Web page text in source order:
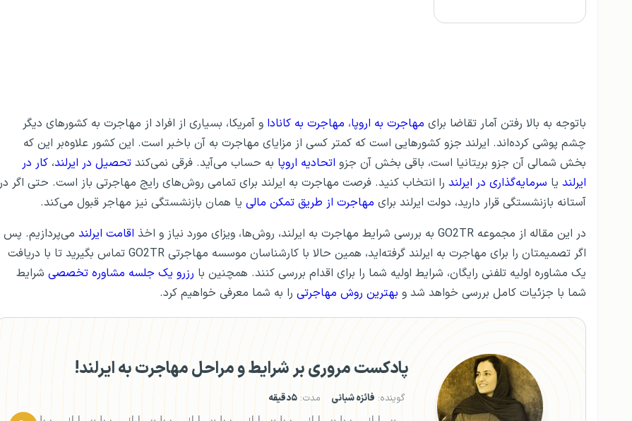
باتوجه به بالا رفتن آمار تقاضا برای مهاجرت به اروپا، مهاجرت به کانادا و آمریکا، بسیاری از افراد از مهاجرت به کشورهای دیگر
چشم پوشی کرده‌اند. ایرلند جزو کشورهایی است که کمتر کسی از مزایای مهاجرت به آن باخبر است. این کشور علاوه‌بر این که
بخش شمالی آن جزو بریتانیا است، باقی بخش آن جزو اتحادیه اروپا به حساب می‌آید. فرقی نمی‌کند تحصیل در ایرلند، کار در
ایرلند یا سرمایه‌گذاری در ایرلند را انتخاب کنید. فرصت‌ مهاجرت به ایرلند برای تمامی روش‌های رایج مهاجرتی باز است. حتی اگر در
آستانه بازنشستگی قرار دارید، دولت ایرلند برای مهاجرت از طریق تمکن مالی یا همان بازنشستگی نیز مهاجر قبول می‌کند.
در این مقاله از مجموعه GO2TR به بررسی شرایط مهاجرت به ایرلند، روش‌ها، ویزای مورد نیاز و اخذ
اقامت ایرلند می‌پردازیم. پس
اگر تصمیمتان را برای مهاجرت به ایرلند گرفته‌اید، همین حالا با کارشناسان موسسه مهاجرتی GO2TR تماس بگیرید تا با دریافت
یک مشاوره اولیه تلفنی رایگان، شرایط اولیه شما را برای اقدام بررسی کنند. همچنین با رزرو یک جلسه مشاوره تخصصی شرایط
شما با جزئیات کامل بررسی خواهد شد و بهترین روش مهاجرتی را به شما معرفی خواهیم کرد.
پادکست مروری بر شرایط و مراحل مهاجرت به ایرلند!
گوینده: فائزه شبانی مدت: ۵دقیقه